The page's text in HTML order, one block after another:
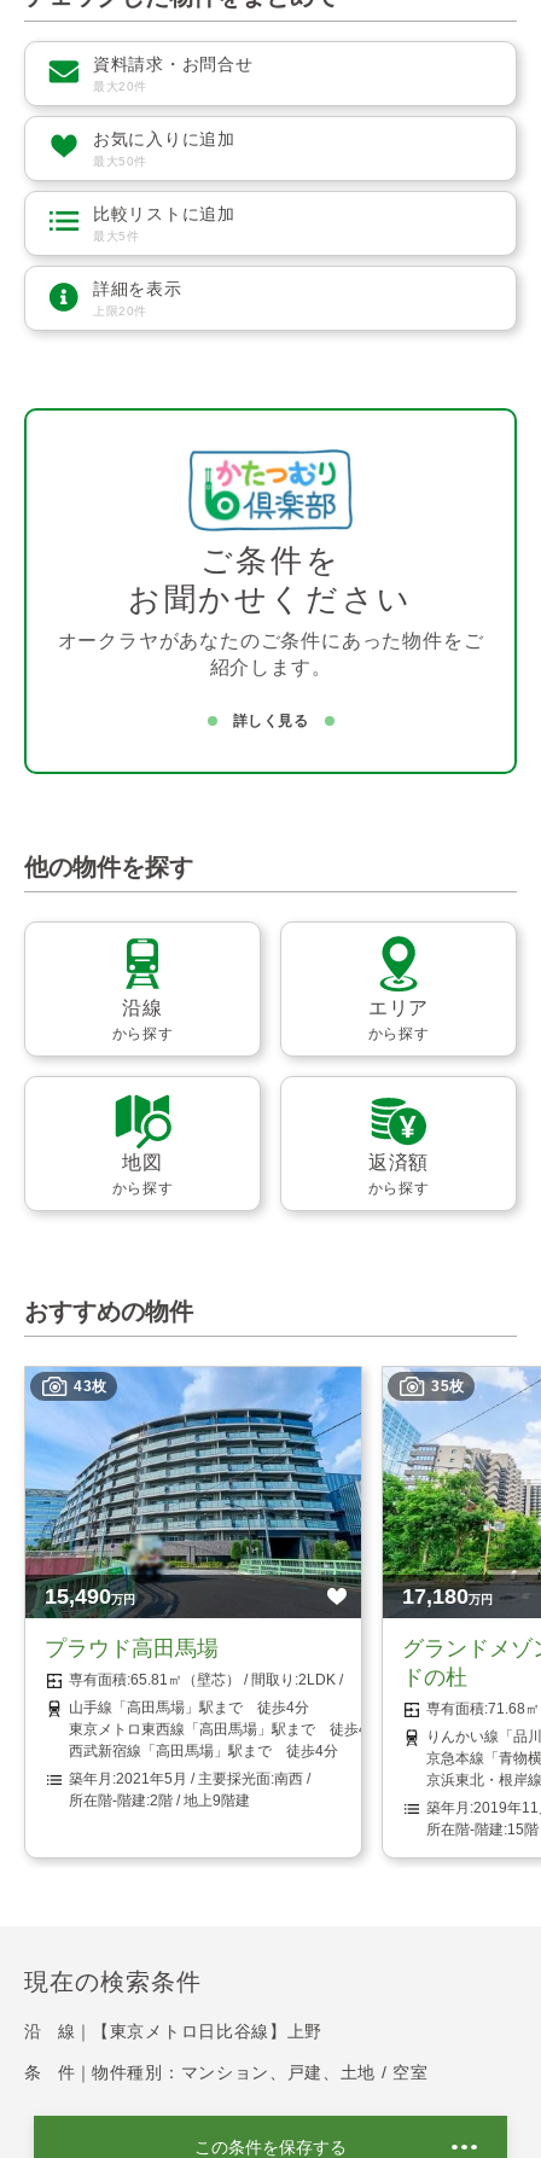
資料請求・お問合せ
最大20件
お気に入りに追加
最大50件
比較リストに追加
最大5件
詳細を表示
上限20件
ご条件を
お聞かせください
オークラヤがあなたのご条件にあった物件をご
紹介します。
詳しく見る
他の物件を探す
沿線
から探す
エリア
から探す
地図
から探す
返済額
から探す
おすすめの物件
43枚
15,490万円
プラウド高田馬場
65.81㎡（壁芯）
2LDK
山手線「高田馬場」駅まで 徒歩4分
東京メトロ東西線「高田馬場」駅まで 徒歩4分
西武新宿線「高田馬場」駅まで 徒歩4分
2021年5月
南西
2階 / 地上9階建
35枚
17,180万円
グランドメゾ
ドの杜
71.68
りんかい線「品
京急本線「青物
京浜東北・根岸
2019年11
15
現在の検索条件
沿 線｜ 【東京メトロ日比谷線】上野
条 件｜ 物件種別：マンション、戸建、土地 / 空室
この条件を保存する